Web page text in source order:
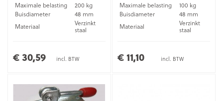
Maximale belasting
200 kg
Buisdiameter
48 mm
Materiaal
Verzinkt
staal
€ 30,59 incl. BTW
Maximale belasting
100 kg
Buisdiameter
48 mm
Materiaal
Verzinkt
staal
€ 11,10 incl. BTW